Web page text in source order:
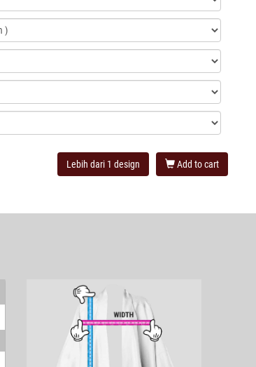
Add to cart
Lebih dari 1 design